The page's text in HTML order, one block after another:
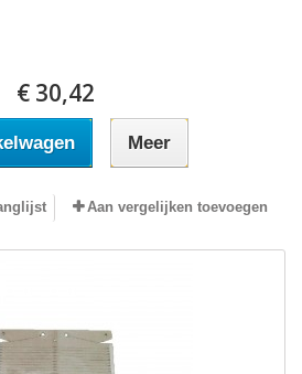
€ 30,42
Meer
Aan vergelijken toevoegen